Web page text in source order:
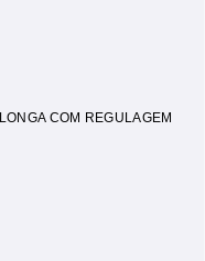
COM REGULAGEM